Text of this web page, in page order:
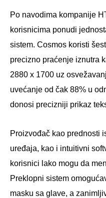
Po navodima kompanije
korisnicima ponudi
sistem. Cosmos koristi
precizno praćenje iznutra
2880 x 1700 uz
uvećanje od čak 88% u
donosi precizniji prikaz
Proizvođač kao prednosti
uređaja, kao i intuitivni
korisnici lako mogu da
Preklopni sistem
masku sa glave, a